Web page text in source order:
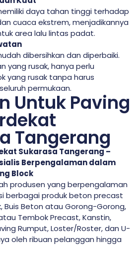
daya tahan tinggi terhadap
cuaca ekstrem, menjadikannya
area lalu lintas padat.
dibersihkan dan diperbaiki.
yang rusak, hanya perlu
yang rusak tanpa harus
permukaan.
Untuk Paving
Tangerang
Sukarasa Tangerang –
Berpengalaman dalam
Block
produsen yang berpengalaman
berbagai produk beton precast
Buis Beton atau Gorong-Gorong,
Tembok Precast, Kanstin,
Rumput, Loster/Roster, dan U-
oleh ribuan pelanggan hingga